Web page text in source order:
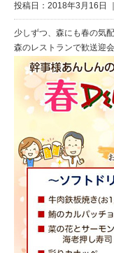
投稿日：2018年3月16日
少しずつ、森にも春の気
森のレストランで歓送迎